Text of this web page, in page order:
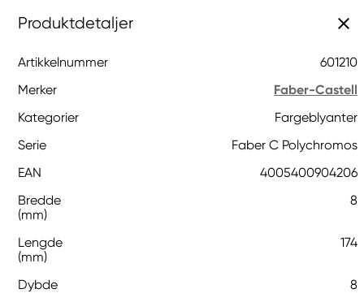
Produktdetaljer
Artikkelnummer
601210
Merker
Faber-Castell
Kategorier
Fargeblyanter
Serie
Faber C Polychromos
EAN
4005400904206
Bredde
(mm)
8
Lengde
(mm)
174
Dybde 8